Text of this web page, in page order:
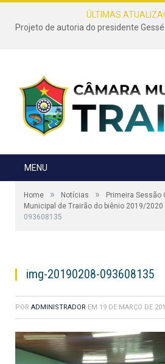
ÚLTIMAS
MENU
Home » Notícias »
Primeira Sessão
Municipal de Trairão do biênio 2019/2020
093608135
img-20190208-093608135
POR ADMINISTRADOR EM 19 DE MARÇO DE